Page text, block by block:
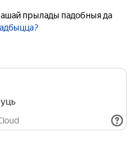
прылады падобныя да